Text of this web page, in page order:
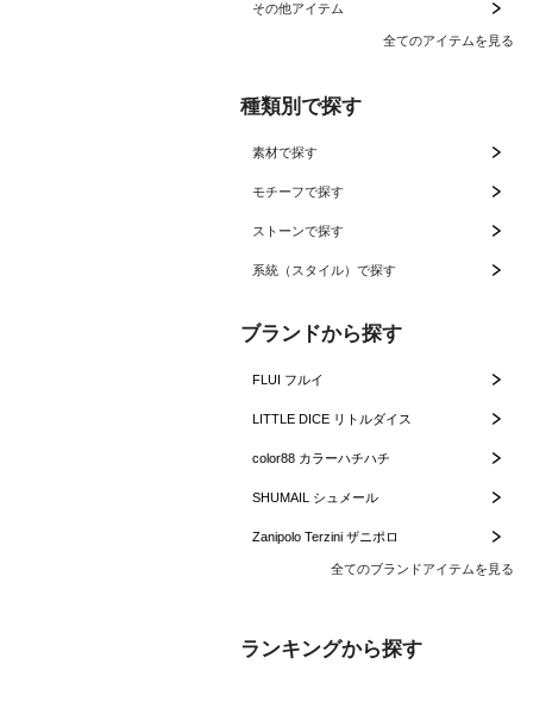
その他アイテム
全てのアイテムを見る
種類別で探す
素材で探す
モチーフで探す
ストーンで探す
系統（スタイル）で探す
ブランドから探す
FLUI フルイ
LITTLE DICE リトルダイス
color88 カラーハチハチ
SHUMAIL シュメール
Zanipolo Terzini ザニポロ
全てのブランドアイテムを見る
ランキングから探す